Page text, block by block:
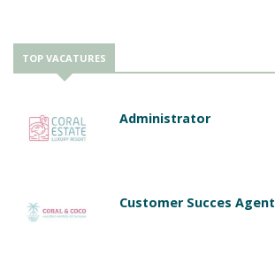
TOP VACATURES
Administrator
Customer Succes Agent